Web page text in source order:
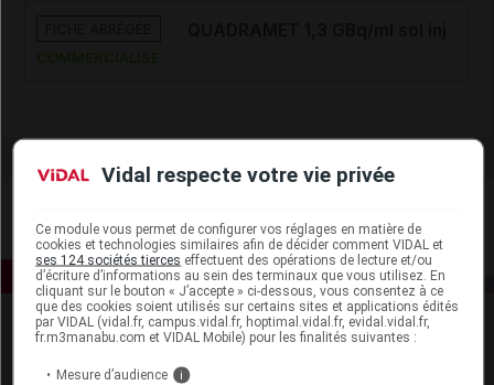
Vidal respecte votre vie privée
Ce module vous permet de configurer vos réglages en matière de
cookies et technologies similaires afin de décider comment VIDAL et
ses 124 sociétés tierces effectuent des opérations de lecture et/ou
d’écriture d’informations au sein des terminaux que vous utilisez. En
cliquant sur le bouton « J’accepte » ci-dessous, vous consentez à ce
que des cookies soient utilisés sur certains sites et applications édités
par VIDAL (vidal.fr, campus.vidal.fr, hoptimal.vidal.fr, evidal.vidal.fr,
fr.m3manabu.com et VIDAL Mobile) pour les finalités suivantes :
Mesure d’audience i